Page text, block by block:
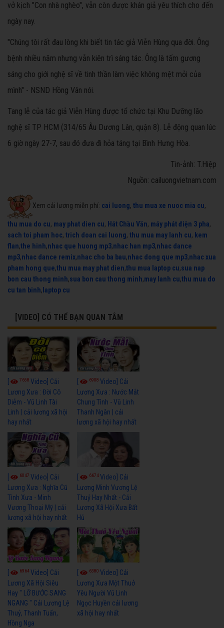
vở kịch "Con nhà nghèo", vẫn còn được khán giả yêu thích cho đến
ngày nay.
"Chúng tôi rất đau lòng khi biết tin tác giả Viễn Hùng qua đời. Ông
bệnh nhiều năm nhưng vẫn kiên trì sáng tác. Ông là tấm gương
sáng cho giới nghệ sĩ về tinh thần làm việc không mệt mỏi của
mình" - NSND Hồng Vân nói.
Tang lễ của tác giả Viễn Hùng được tổ chức tại Khu Dưỡng lão
nghệ sĩ TP HCM (314/65 Âu Dương Lân, quận 8). Lễ động quan lúc
6 giờ ngày 27-7, sau đó đưa đi hỏa táng tại Bình Hưng Hòa.
Tin-ảnh: T.Hiệp
Nguồn: cailuongvietnam.com
Xem cải lương miễn phí: cai luong, thu mua xe nuoc mia cu,
thu mua do cu, may phat dien cu, Hát Chầu Văn, máy phát điện 3 pha,
sach toi pham hoc, trich doan cai luong, thu mua may lanh cu, kem
flan,the hinh,nhac que huong mp3,nhac han mp3,nhac dance
mp3,nhac dance remix,nhac cho ba bau,nhac dong que mp3,nhac xua
pham hong que,thu mua may phat dien,thu mua laptop cu,sua nap
bon cau thong minh,sua bon cau thong minh,may lanh cu,thu mua do
cu tan binh, laptop cu
[VIDEO] CÓ THỂ BẠN QUAN TÂM
7658 Video] Cải
Lương Xưa : Đời Cô
Diễm - Vũ Linh Tài
Linh | cải lương xã hội
hay nhất
6908Video] Cải
Lương Xưa : Nước Mắt
Chung Tình - Vũ Linh
Thanh Ngân | cải
lương xã hội hay nhất
6047 Video] Cải
Lương Xưa : Nghĩa Cũ
Tình Xưa - Minh
Vương Thoại Mỹ | cải
lương xã hội hay nhất
6674Video] Cải
Lương Minh Vương Lệ
Thuỷ Hay Nhất - Cải
Lương Xã Hội Xưa Bất
Hủ
6964Video] Cải
Lương Xã Hội Siêu
Hay " LỠ BƯỚC SANG
NGANG " Cải Lương Lệ
Thuỷ, Thanh Tuấn,
Hồng Nga
6380Video] Cải
Lương Xưa Một Thuở
Yêu Người Vũ Linh
Ngọc Huyền cải lương
xã hội hay nhất